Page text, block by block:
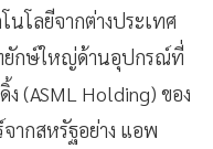
โลยีจากต่างประเทศ
ยักษ์ใหญ่ด้านอุปกรณ์ที่
(ASML Holding) ของ
ากสหรัฐอย่าง แอพ